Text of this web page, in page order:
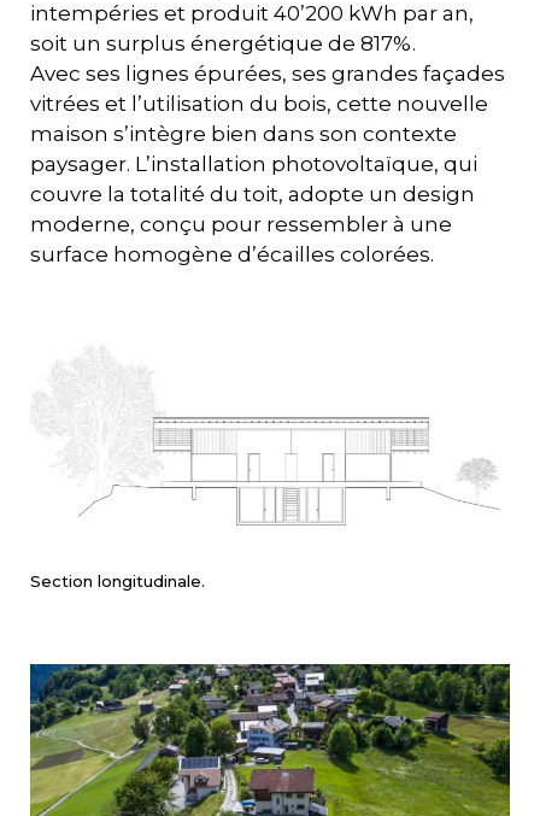
intempéries et produit 40’200 kWh par an,
soit un surplus énergétique de 817%.
Avec ses lignes épurées, ses grandes façades
vitrées et l’utilisation du bois, cette nouvelle
maison s’intègre bien dans son contexte
paysager. L’installation photovoltaïque, qui
couvre la totalité du toit, adopte un design
moderne, conçu pour ressembler à une
surface homogène d’écailles colorées.
Section longitudinale.